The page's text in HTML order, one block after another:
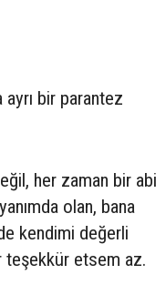
ayrı bir parantez
her zaman bir abi
olan, bana
kendimi değerli
teşekkür etsem az.